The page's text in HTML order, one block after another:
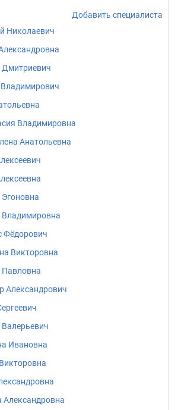
Добавить специалиста
Николаевич
Дмитриевич
Владимировна
Анатольевна
Владимировна
Фёдорович
Викторовна
Александрович
Ивановна
Александровна